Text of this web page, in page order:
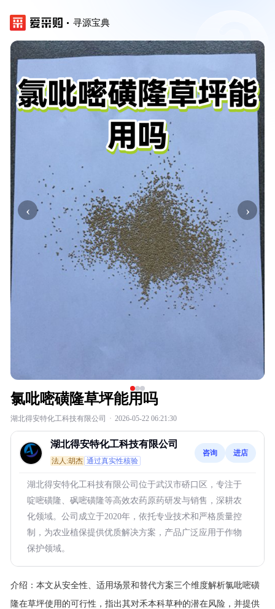
寻源宝典
‹ ›
氯吡嘧磺隆草坪能用吗
湖北得安特化工科技有限公司 · 2026-05-22 06:21:30
湖北得安特化工科技有限公司
法人:胡杰 通过真实性核验
咨询 进店
湖北得安特化工科技有限公司位于武汉市硚口区，专注于
啶嘧磺隆、砜嘧磺隆等高效农药原药研发与销售，深耕农
化领域。公司成立于2020年，依托专业技术和严格质量控
制，为农业植保提供优质解决方案，产品广泛应用于作物
保护领域。
介绍： 本文从安全性、适用场景和替代方案三个维度解析氯吡嘧磺
隆在草坪使用的可行性，指出其对禾本科草种的潜在风险，并提供